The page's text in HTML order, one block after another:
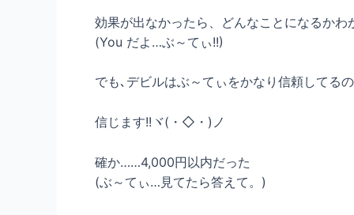
効果が出なかったら、どんなことになるかわ
(You だよ…ぶ～てぃ!!)
でも､デビルはぶ～てぃをかなり信頼してる
信じます!!ヾ(・◇・)ノ
確か……4,000円以内だった
(ぶ～てぃ…見てたら答えて。)